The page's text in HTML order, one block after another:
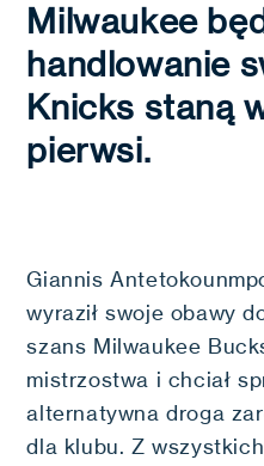
Milwaukee
handlowanie
Knicks staną
pierwsi.
Giannis
wyraził swoje obawy
szans Milwaukee
mistrzostwa i chciał
alternatywna droga
dla klubu. Z